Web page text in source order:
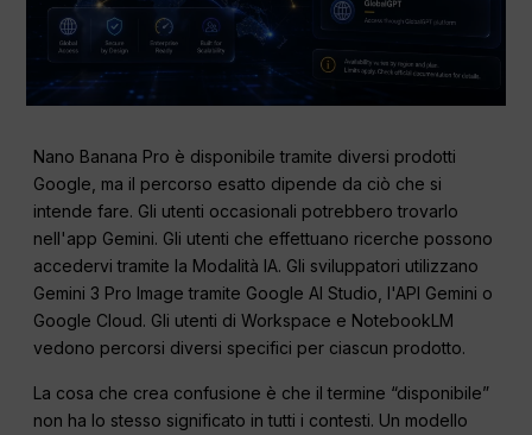
Nano Banana Pro è disponibile tramite diversi prodotti
Google, ma il percorso esatto dipende da ciò che si
intende fare. Gli utenti occasionali potrebbero trovarlo
nell'app Gemini. Gli utenti che effettuano ricerche possono
accedervi tramite la Modalità IA. Gli sviluppatori utilizzano
Gemini 3 Pro Image tramite Google AI Studio, l'API Gemini o
Google Cloud. Gli utenti di Workspace e NotebookLM
vedono percorsi diversi specifici per ciascun prodotto.
La cosa che crea confusione è che il termine “disponibile”
non ha lo stesso significato in tutti i contesti. Un modello